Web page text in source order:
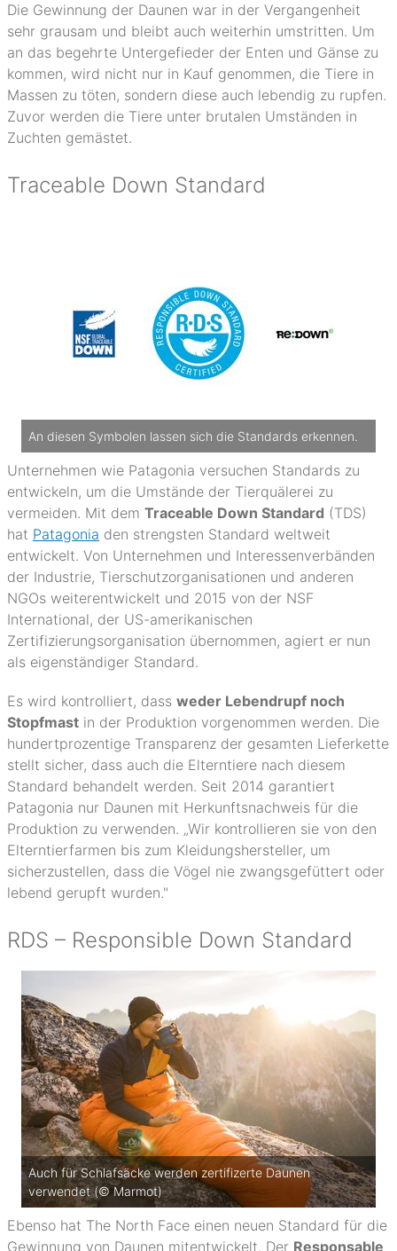
Die Gewinnung der Daunen war in der Vergangenheit
sehr grausam und bleibt auch weiterhin umstritten. Um
an das begehrte Untergefieder der Enten und Gänse zu
kommen, wird nicht nur in Kauf genommen, die Tiere in
Massen zu töten, sondern diese auch lebendig zu rupfen.
Zuvor werden die Tiere unter brutalen Umständen in
Zuchten gemästet.
Traceable Down Standard
An diesen Symbolen lassen sich die Standards erkennen.
Unternehmen wie Patagonia versuchen Standards zu
entwickeln, um die Umstände der Tierquälerei zu
vermeiden. Mit dem Traceable Down Standard (TDS)
hat Patagonia den strengsten Standard weltweit
entwickelt. Von Unternehmen und Interessenverbänden
der Industrie, Tierschutzorganisationen und anderen
NGOs weiterentwickelt und 2015 von der NSF
International, der US-amerikanischen
Zertifizierungsorganisation übernommen, agiert er nun
als eigenständiger Standard.
Es wird kontrolliert, dass weder Lebendrupf noch
Stopfmast in der Produktion vorgenommen werden. Die
hundertprozentige Transparenz der gesamten Lieferkette
stellt sicher, dass auch die Elterntiere nach diesem
Standard behandelt werden. Seit 2014 garantiert
Patagonia nur Daunen mit Herkunftsnachweis für die
Produktion zu verwenden. „Wir kontrollieren sie von den
Elterntierfarmen bis zum Kleidungshersteller, um
sicherzustellen, dass die Vögel nie zwangsgefüttert oder
lebend gerupft wurden."
RDS – Responsible Down Standard
Auch für Schlafsäcke werden zertifizerte Daunen
verwendet (© Marmot)
Ebenso hat The North Face einen neuen Standard für die
Gewinnung von Daunen mitentwickelt. Der Responsable